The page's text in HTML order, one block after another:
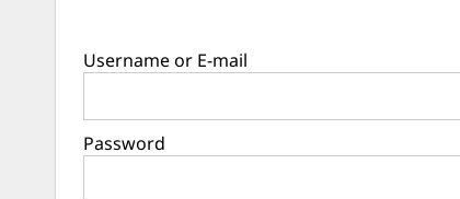
Username or E-mail
Password